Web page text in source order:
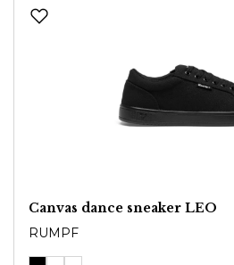
Canvas dance sneaker LEO
RUMPF